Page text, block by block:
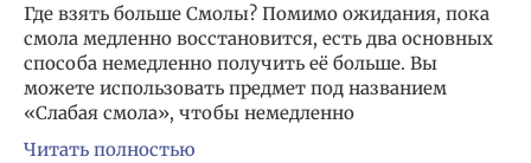
Где взять больше Смолы? Помимо ожидания, пока
смола медленно восстановится, есть два основных
способа немедленно получить её больше. Вы
можете использовать предмет под названием
«Слабая смола», чтобы немедленно
Читать полностью